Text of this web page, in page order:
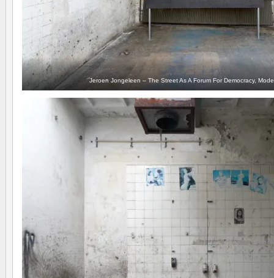
Jeroen Jongeleen – The Street As A Forum For Democracy,